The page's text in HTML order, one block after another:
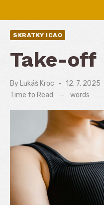
SKRATKY ICAO
Take-off
By Lukáš Kroc
Posted
on
12. 7. 2025
Time to Read:
- words